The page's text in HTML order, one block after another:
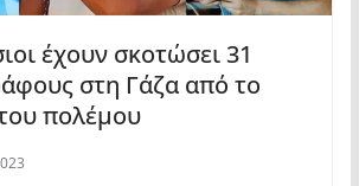
έχουν σκοτώσει 31
στη Γάζα από το
πολέμου